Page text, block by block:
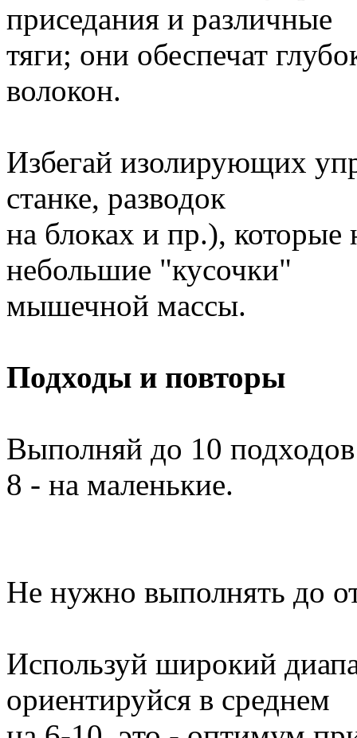
приседания и различные
тяги; они обеспечат
волокон.
Избегай изолирующих
станке, разводок
на блоках и пр.), которые
небольшие "кусочки"
мышечной массы.
Подходы и повторы
Выполняй до 10
8 - на маленькие.
Не нужно выполнять до
Используй широкий
ориентируйся в среднем